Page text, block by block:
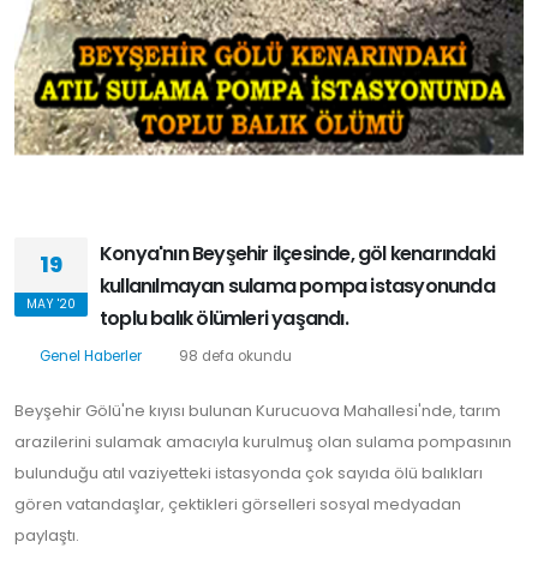
19
MAY '20
Konya'nın Beyşehir ilçesinde, göl kenarındaki
kullanılmayan sulama pompa istasyonunda
toplu balık ölümleri yaşandı.
Genel Haberler 98 defa okundu
Beyşehir Gölü'ne kıyısı bulunan Kurucuova Mahallesi'nde, tarım
arazilerini sulamak amacıyla kurulmuş olan sulama pompasının
bulunduğu atıl vaziyetteki istasyonda çok sayıda ölü balıkları
gören vatandaşlar, çektikleri görselleri sosyal medyadan
paylaştı.